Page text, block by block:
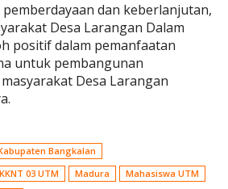
dan keberlanjutan,
Desa Larangan Dalam
positif dalam pemanfaatan
untuk pembangunan
Desa Larangan
Bangkalan
KKNT 03 UTM Madura
Mahasiswa UTM